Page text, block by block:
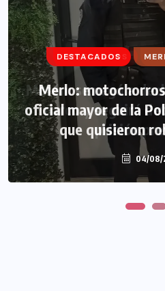
DESTACADOS
Merlo:
oficial mayor de la
que quisieron
04/08/
DESTACADOS
Morón: se negó a
narco y seguirá
prisión
04/08/